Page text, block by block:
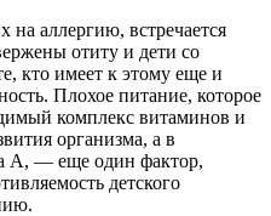
на аллергию, встречается
отиту и дети со
кто имеет к этому еще и
Плохое питание, которое
комплекс витаминов и
организма, а в
А, — еще один фактор,
детского